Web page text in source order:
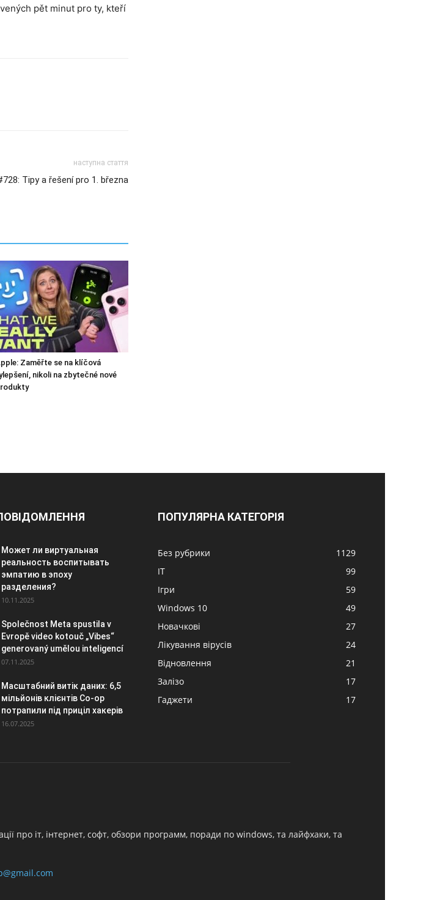
pět minut pro ty, kteří
наступна стаття
Tipy a řešení pro 1. března
Zaměřte se na klíčová
nikoli na zbytečné nové
Может ли виртуальная
реальность воспитывать
эмпатию в эпоху
разделения?
10.11.2025
Společnost Meta spustila v
Evropě video kotouč „Vibes“
generovaný umělou inteligencí
07.11.2025
Масштабний витік даних: 6,5
мільйонів клієнтів Co-op
потрапили під приціл хакерів
16.07.2025
ПОПУЛЯРНА КАТЕГОРІЯ
Без рубрики
1129
IT
99
Ігри
59
Windows 10
49
Новачкові
27
Лікування вірусів
24
Відновлення
21
Залізо
17
Гаджети
17
про іт, інтернет, софт, обзори программ, поради по windows, та лайфхаки, та